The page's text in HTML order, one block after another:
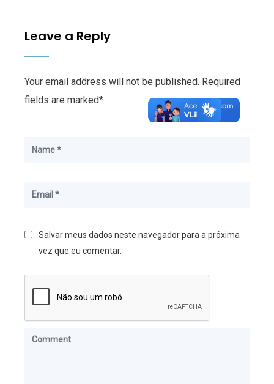
Leave a Reply
Your email address will not be published. Required
fields are marked*
Salvar meus dados neste navegador para a próxima
vez que eu comentar.